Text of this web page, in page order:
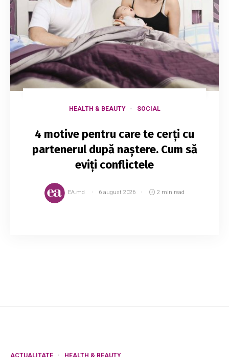
HEALTH & BEAUTY SOCIAL
4 motive pentru care te cerți cu
partenerul după naștere. Cum să
eviți conflictele
EA.md 6 august 2026 2 min read
ACTUALITATE HEALTH & BEAUTY